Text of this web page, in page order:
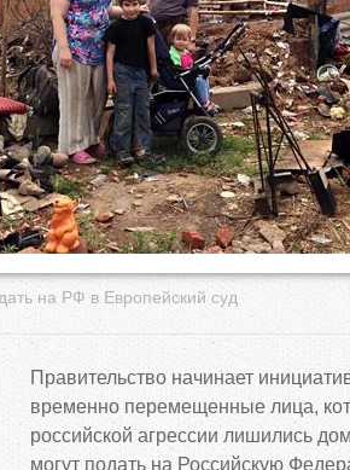
на РФ в Европейский суд
Правительство начинает
временно перемещенные лица,
российской агрессии лишились
могут подать на Российскую